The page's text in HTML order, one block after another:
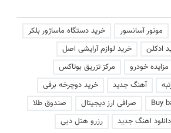
موتور آسانسور
خرید دستگاه ماساژور بلکر
ادکلن
خرید لوازم آرایشی اصل
مزایده خودرو
مرکز تزریق بوتاکس
آهنگ جدید
خرید دوچرخه برقی
Buy صرافی ارز دیجیتال
صندوق طلا
دانلود اهنگ جدید
رزرو هتل دبی